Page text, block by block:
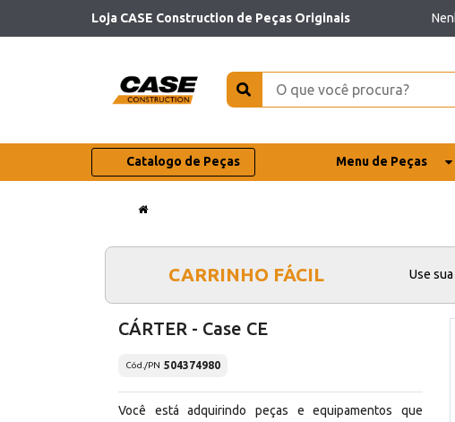
Loja CASE Construction de Peças Originais
Catalogo de Peças Menu de Peças
CARRINHO FÁCIL Use
CÁRTER - Case CE
Cód./PN 504374980
Você está adquirindo peças e equipamentos que